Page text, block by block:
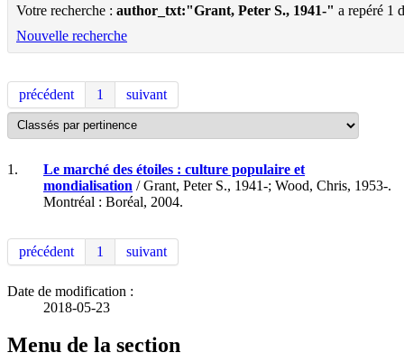
Votre recherche : author_txt:"Grant, Peter S., 1941-" a repéré 1
Nouvelle recherche
précédent 1 suivant
1.
Le marché des étoiles : culture populaire et
mondialisation / Grant, Peter S., 1941-; Wood, Chris, 1953-.
Montréal : Boréal, 2004.
précédent 1 suivant
Date de modification :
2018-05-23
Menu de la section